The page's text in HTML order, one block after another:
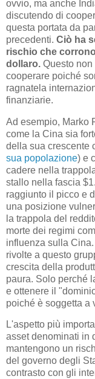
ovvio, ma anche
discutendo di
questa portata da
precedenti. Ciò ha
rischio che
dollaro. Questo
cooperare poiché
ragnatela
finanziarie.
Ad esempio, Marko
come la Cina sia
della sua crescente
sua popolazione) e
cadere nella
stallo nella fascia
raggiunto il picco e
una posizione
la trappola del
morte dei regimi
influenza sulla
rivolte a questo
crescita della
paura. Solo perché
e ottenere il
poiché è soggetta a
L'aspetto più
asset denominati in
mantengono un
del governo degli
contrasto con gli